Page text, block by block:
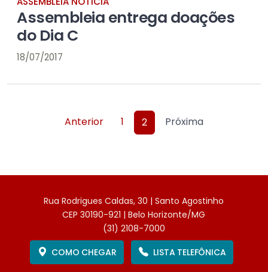
Assembleia entrega doações
do Dia C
18/07/2017
Anterior 1 2 Próxima
Rua Rodrigues Caldas, 30 | Santo Agostinho
CEP 30190-921 | Belo Horizonte/MG
(31) 2108-7000
COMO CHEGAR
LISTA TELEFÔNICA